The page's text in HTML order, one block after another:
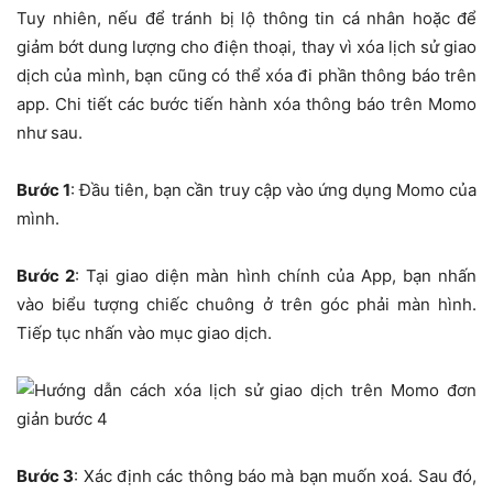
Tuy nhiên, nếu để tránh bị lộ thông tin cá nhân hoặc để
giảm bớt dung lượng cho điện thoại, thay vì xóa lịch sử giao
dịch của mình, bạn cũng có thể xóa đi phần thông báo trên
app. Chi tiết các bước tiến hành xóa thông báo trên Momo
như sau.
Bước 1: Đầu tiên, bạn cần truy cập vào ứng dụng Momo của
mình.
Bước 2: Tại giao diện màn hình chính của App, bạn nhấn
vào biểu tượng chiếc chuông ở trên góc phải màn hình.
Tiếp tục nhấn vào mục giao dịch.
Bước 3: Xác định các thông báo mà bạn muốn xoá. Sau đó,